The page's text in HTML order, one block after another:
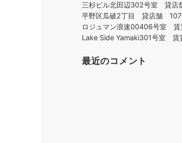
三杉ビル北田辺302号室 貸店
平野区瓜破2丁目 貸店舗 107
ロジュマン浪速00406号室 賃
Lake Side Yamaki301号室 賃
最近のコメント